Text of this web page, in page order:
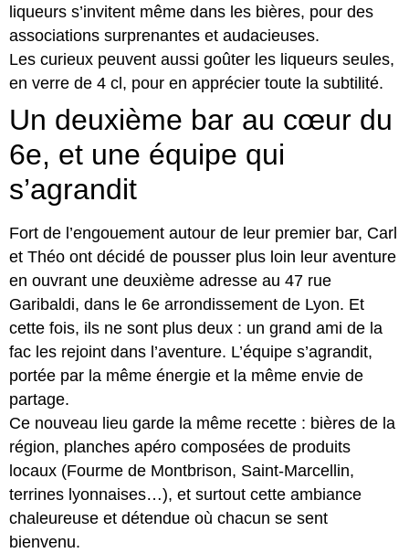
liqueurs s’invitent même dans les bières, pour des
associations surprenantes et audacieuses.
Les curieux peuvent aussi goûter les liqueurs seules,
en verre de 4 cl, pour en apprécier toute la subtilité.
Un deuxième bar au cœur du
6e, et une équipe qui
s’agrandit
Fort de l’engouement autour de leur premier bar, Carl
et Théo ont décidé de pousser plus loin leur aventure
en ouvrant une deuxième adresse au 47 rue
Garibaldi, dans le 6e arrondissement de Lyon. Et
cette fois, ils ne sont plus deux : un grand ami de la
fac les rejoint dans l’aventure. L’équipe s’agrandit,
portée par la même énergie et la même envie de
partage.
Ce nouveau lieu garde la même recette : bières de la
région, planches apéro composées de produits
locaux (Fourme de Montbrison, Saint-Marcellin,
terrines lyonnaises…), et surtout cette ambiance
chaleureuse et détendue où chacun se sent
bienvenu.